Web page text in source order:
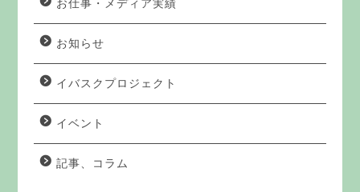
お仕事・メディア実績
お知らせ
イバスクプロジェクト
イベント
記事、コラム